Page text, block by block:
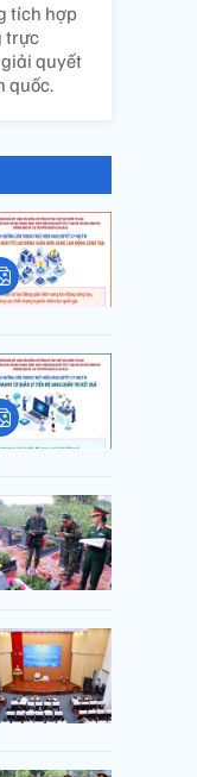
tích hợp
trực
quyết
quốc.